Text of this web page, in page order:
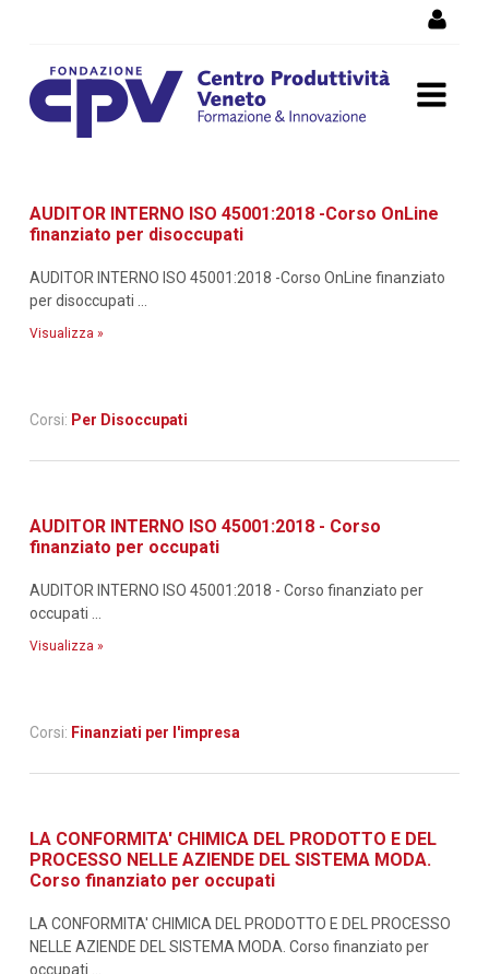
formazione
AUDITOR INTERNO ISO 45001:2018 -Corso OnLine
finanziato per disoccupati
AUDITOR INTERNO ISO 45001:2018 -Corso OnLine finanziato
per disoccupati ...
Visualizza »
Corsi: Per Disoccupati
AUDITOR INTERNO ISO 45001:2018 - Corso
finanziato per occupati
AUDITOR INTERNO ISO 45001:2018 - Corso finanziato per
occupati ...
Visualizza »
Corsi: Finanziati per l'impresa
LA CONFORMITA' CHIMICA DEL PRODOTTO E DEL
PROCESSO NELLE AZIENDE DEL SISTEMA MODA.
Corso finanziato per occupati
LA CONFORMITA' CHIMICA DEL PRODOTTO E DEL PROCESSO
NELLE AZIENDE DEL SISTEMA MODA. Corso finanziato per
occupati ...